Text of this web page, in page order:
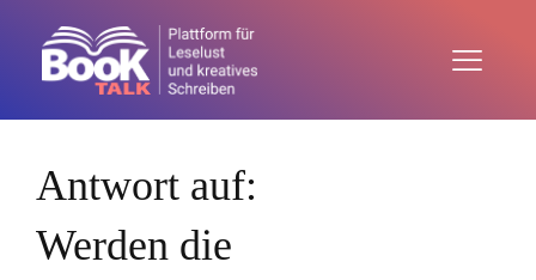
Antwort auf:
Werden die